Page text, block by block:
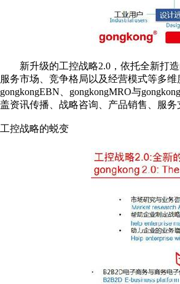
新升级的工控战略2.0，依托全新打造
服务市场、竞争格局以及经营模式等多
gongkongEBN、gongkongMRO与
盖资讯传播、战略咨询、产品销售、服
工控战略的蜕变